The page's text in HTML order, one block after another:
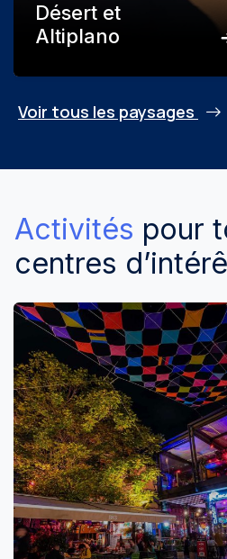
Désert et
Altiplano
Voir tous les paysages
Activités pour
centres